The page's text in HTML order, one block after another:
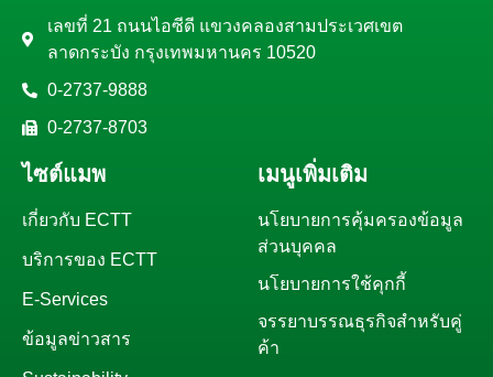
เลขที่ 21 ถนนไอซีดี แขวงคลองสามประเวศเขต
ลาดกระบัง กรุงเทพมหานคร 10520
0-2737-9888
0-2737-8703
ไซต์แมพ
เกี่ยวกับ ECTT
บริการของ ECTT
E-Services
ข้อมูลข่าวสาร
เมนูเพิ่มเติม
นโยบายการคุ้มครองข้อมูล
ส่วนบุคคล
นโยบายการใช้คุกกี้
จรรยาบรรณธุรกิจสำหรับคู่
ค้า